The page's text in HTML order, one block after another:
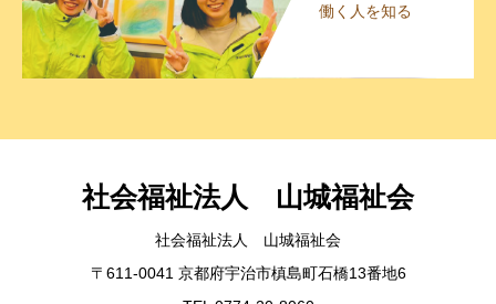
働く人を知る
社会福祉法人 山城福祉会
社会福祉法人 山城福祉会
〒611-0041 京都府宇治市槙島町石橋13番地6